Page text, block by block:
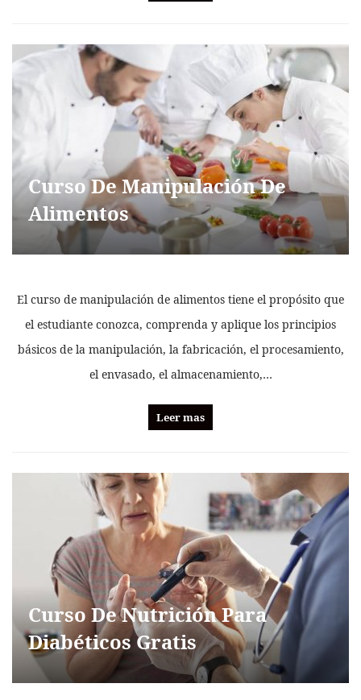
Curso De Manipulación De
Alimentos
El curso de manipulación de alimentos tiene el propósito que
el estudiante conozca, comprenda y aplique los principios
básicos de la manipulación, la fabricación, el procesamiento,
el envasado, el almacenamiento,…
Leer mas
Curso De Nutrición Para
Diabéticos Gratis